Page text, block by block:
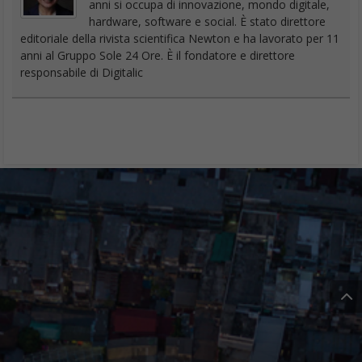
anni si occupa di innovazione, mondo digitale,
hardware, software e social. È stato direttore
editoriale della rivista scientifica Newton e ha lavorato per 11
anni al Gruppo Sole 24 Ore. È il fondatore e direttore
responsabile di Digitalic